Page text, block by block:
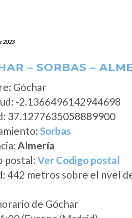
2023
– SORBAS –
Góchar
-2.1366496142944698
37.1277635058889900
Sorbas
Almería
postal: Ver Codigo postal
442 metros sobre el nvel
de Góchar